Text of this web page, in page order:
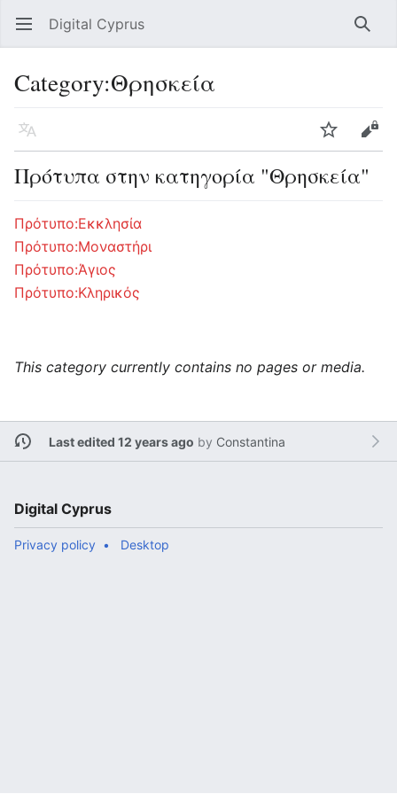
Open main menu Digital Cyprus
Category:Θρησκεία
Language Edit
Πρότυπα στην κατηγορία "Θρησκεία"
Πρότυπο:Εκκλησία
Πρότυπο:Μοναστήρι
Πρότυπο:Άγιος
Πρότυπο:Κληρικός
This category currently contains no pages or media.
Last edited 12 years ago by Constantina
Digital Cyprus
Privacy policy Desktop